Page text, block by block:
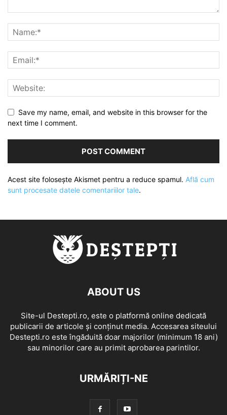
Save my name, email, and website in this browser for the
next time I comment.
Acest site folosește Akismet pentru a reduce spamul. Află cum
sunt procesate datele comentariilor tale.
ABOUT US
Site-ul Destepti.ro, este o platformă online dedicată
publicarii de articole și conținut media. Accesarea siteului
Destepti.ro este îngăduită doar majorilor (minimum 18 ani)
sau minorilor care au primit aprobarea parintilor.
URMĂRIȚI-NE